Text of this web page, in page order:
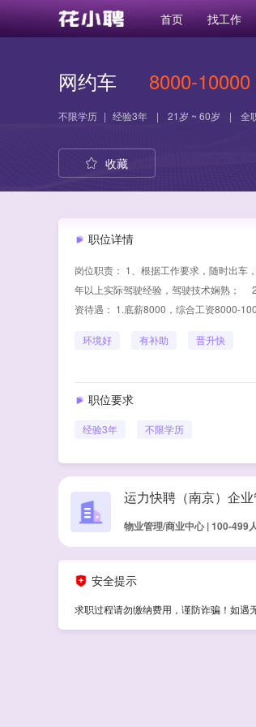
首页 找工作
网约车 8000-10000
不限学历 | 经验3年 | 21岁 ~ 60岁 | 全
收藏
职位详情
岗位职责： 1、根据工作要求，随时出车
年以上实际驾驶经验，驾驶技术娴熟；
资待遇： 1.底薪8000，综合工资8000-
环境好 有补助 晋升快
职位要求
经验3年 不限学历
运力快聘（南京）企
物业管理/商业中心 | 100-499
安全提示
求职过程请勿缴纳费用，谨防诈骗！如遇